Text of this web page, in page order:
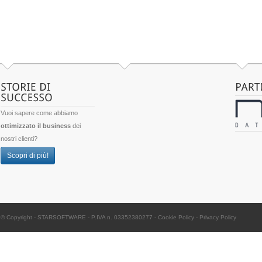
Vuoi sapere come abbiamo
ottimizzato il business dei
nostri clienti?
Scopri di più!
© Copyright - STARSOFTWARE - P.IVA n. 03352380277 - Cookie Policy - Privacy Policy